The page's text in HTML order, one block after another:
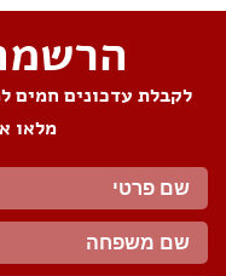
לקבלת עדכונים חמים
מלאו